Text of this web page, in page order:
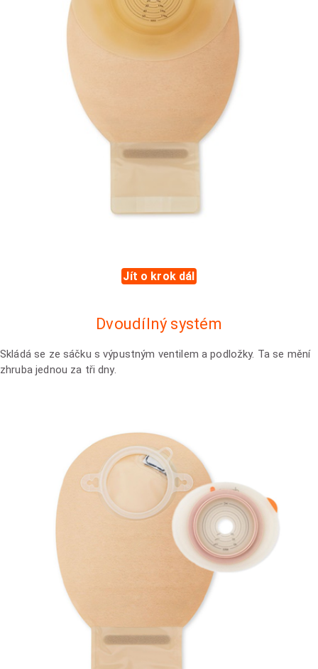
Jít o krok dál
Dvoudílný systém
Skládá se ze sáčku s výpustným ventilem a podložky. Ta se mění
zhruba jednou za tři dny.